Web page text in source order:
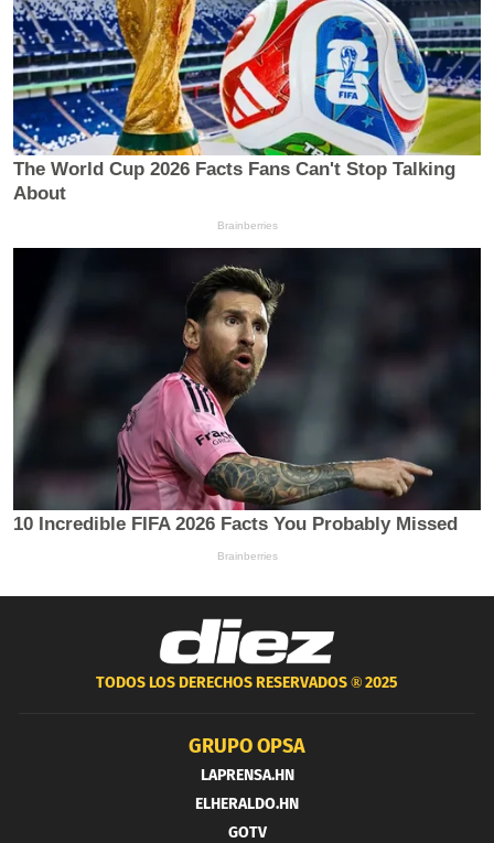
TODOS LOS DERECHOS RESERVADOS ®2025
GRUPO OPSA
LAPRENSA.HN
ELHERALDO.HN
GOTV